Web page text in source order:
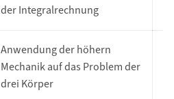
der Integralrechnung
Anwendung der höhern
Mechanik auf das Problem der
drei Körper